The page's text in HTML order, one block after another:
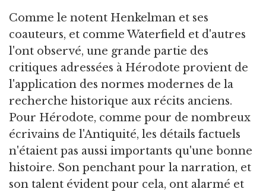
Comme le notent Henkelman et ses
coauteurs, et comme Waterfield et d'autres
l'ont observé, une grande partie des
critiques adressées à Hérodote provient de
l'application des normes modernes de la
recherche historique aux récits anciens.
Pour Hérodote, comme pour de nombreux
écrivains de l'Antiquité, les détails factuels
n'étaient pas aussi importants qu'une bonne
histoire. Son penchant pour la narration, et
son talent évident pour cela, ont alarmé et